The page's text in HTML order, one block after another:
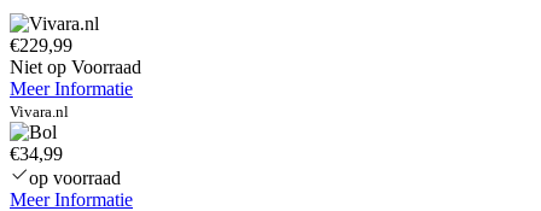
€229,99
Niet op Voorraad
Meer Informatie
Vivara.nl
€34,99
op voorraad
Meer Informatie